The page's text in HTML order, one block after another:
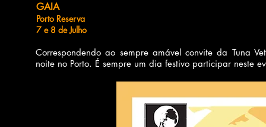
GAIA
Porto Reserva
7 e 8 de Julho
Correspondendo ao sempre amável convite da Tuna
noite no Porto. É sempre um dia festivo participar neste